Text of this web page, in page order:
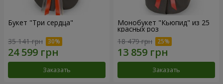
Букет "Три сердца"
35 141 грн
Заказать
Монобукет "Кьюпид" из 25
красных роз
18 479 грн
Заказать